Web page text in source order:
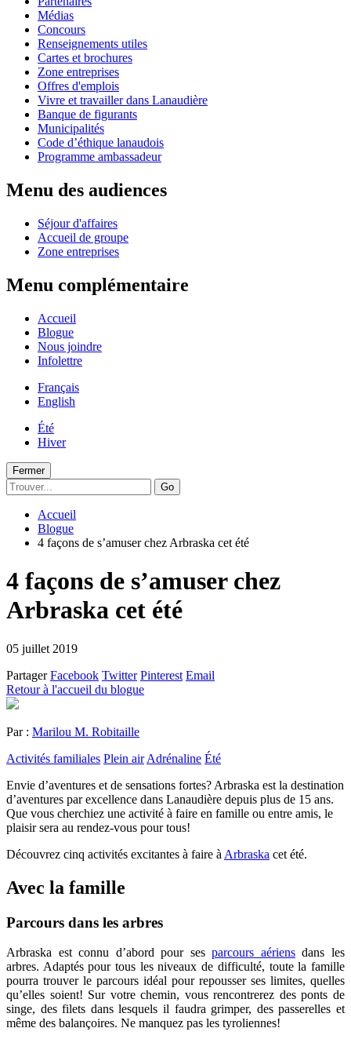
Médias
Concours
Renseignements utiles
Cartes et brochures
Zone entreprises
Offres d'emplois
Vivre et travailler dans Lanaudière
Banque de figurants
Municipalités
Code d’éthique lanaudois
Programme ambassadeur
Menu des audiences
Séjour d'affaires
Accueil de groupe
Zone entreprises
Menu complémentaire
Accueil
Blogue
Nous joindre
Infolettre
Français
English
Été
Hiver
Fermer
Go
Accueil
Blogue
4 façons de s’amuser chez Arbraska cet été
4 façons de s’amuser chez
Arbraska cet été
05 juillet 2019
Partager Facebook Twitter Pinterest Email
Retour à l'accueil du blogue
Par : Marilou M. Robitaille
Activités familiales Plein air Adrénaline Été
Envie d’aventures et de sensations fortes? Arbraska est la destination
d’aventures par excellence dans Lanaudière depuis plus de 15 ans.
Que vous cherchiez une activité à faire en famille ou entre amis, le
plaisir sera au rendez-vous pour tous!
Découvrez cinq activités excitantes à faire à Arbraska cet été.
Avec la famille
Parcours dans les arbres
Arbraska est connu d’abord pour sesparcours aériensdans les
arbres. Adaptés pour tous les niveaux de difficulté, toute la famille
pourra trouver le parcours idéal pour repousser ses limites, quelles
qu’elles soient! Sur votre chemin, vous rencontrerez des ponts de
singe, des filets dans lesquels il faudra grimper, des passerelles et
même des balançoires. Ne manquez pas les tyroliennes!